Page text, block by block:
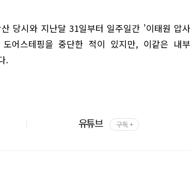
당시와 지난달 31일부터 일주일간 '이태원 압사
어스테핑을 중단한 적이 있지만, 이같은 내부
.
유튜브 구독 +